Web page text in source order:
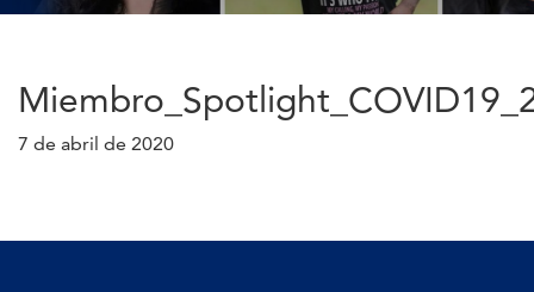
7 de abril de 2020